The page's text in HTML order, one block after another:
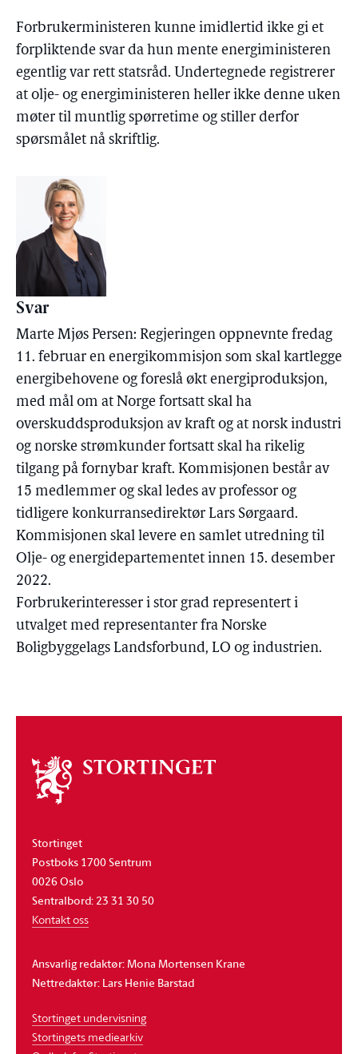
Forbrukerministeren kunne imidlertid ikke gi et
forpliktende svar da hun mente energiministeren
egentlig var rett statsråd. Undertegnede registrerer
at olje- og energiministeren heller ikke denne uken
møter til muntlig spørretime og stiller derfor
spørsmålet nå skriftlig.
Svar
Marte Mjøs Persen: Regjeringen oppnevnte fredag
11. februar en energikommisjon som skal kartlegge
energibehovene og foreslå økt energiproduksjon,
med mål om at Norge fortsatt skal ha
overskuddsproduksjon av kraft og at norsk industri
og norske strømkunder fortsatt skal ha rikelig
tilgang på fornybar kraft. Kommisjonen består av
15 medlemmer og skal ledes av professor og
tidligere konkurransedirektør Lars Sørgaard.
Kommisjonen skal levere en samlet utredning til
Olje- og energidepartementet innen 15. desember
2022.
Forbrukerinteresser i stor grad representert i
utvalget med representanter fra Norske
Boligbyggelags Landsforbund, LO og industrien.
Om
stortinget
Stortinget
Postboks 1700 Sentrum
0026 Oslo
Sentralbord: 23 31 30 50
Kontakt oss
Ansvarlig redaktør: Mona Mortensen Krane
Nettredaktør: Lars Henie Barstad
Stortinget undervisning
Stortingets mediearkiv